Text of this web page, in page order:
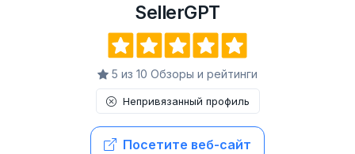
SellerGPT
5 из 10 Обзоры и рейтинги
Непривязанный профиль
Посетите веб-сайт